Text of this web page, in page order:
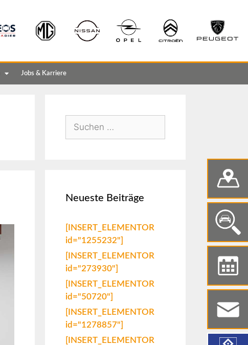
Jobs & Karriere
Neueste Beiträge
[INSERT_ELEMENTOR
id="1255232"]
[INSERT_ELEMENTOR
id="273930"]
[INSERT_ELEMENTOR
id="50720"]
[INSERT_ELEMENTOR
id="1278857"]
[INSERT_ELEMENTOR